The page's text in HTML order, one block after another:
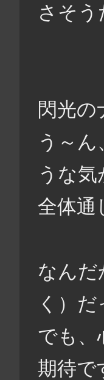
さそう
閃光
う～
うな気
全体通
なんだ
く）
でも、
期待で